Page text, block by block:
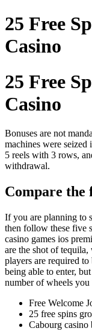
25 Free
Casino
25 Free
Casino
Bonuses are not
machines were seized
5 reels with 3 rows,
withdrawal.
Compare the
If you are planning to
then follow these five
casino games ios
are the shot of
players are required
being able to enter,
number of wheels
Free Welcome
25 free spins
Cabourg casino